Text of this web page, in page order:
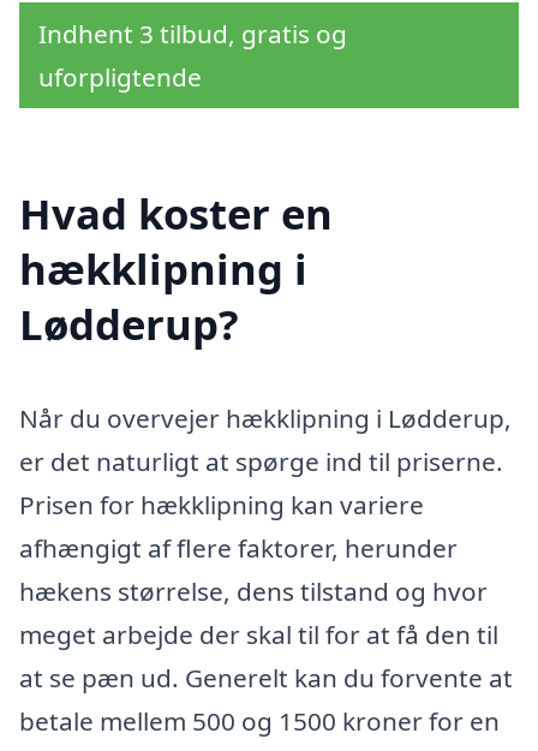
Indhent 3 tilbud, gratis og
uforpligtende
Hvad koster en
hækklipning i
Lødderup?
Når du overvejer hækklipning i Lødderup,
er det naturligt at spørge ind til priserne.
Prisen for hækklipning kan variere
afhængigt af flere faktorer, herunder
hækens størrelse, dens tilstand og hvor
meget arbejde der skal til for at få den til
at se pæn ud. Generelt kan du forvente at
betale mellem 500 og 1500 kroner for en